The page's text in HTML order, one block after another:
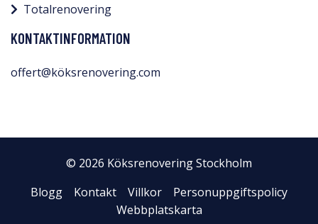
Totalrenovering
KONTAKTINFORMATION
offert@köksrenovering.com
© 2026 Köksrenovering Stockholm
Blogg
Kontakt Villkor
Personuppgiftspolicy
Webbplatskarta